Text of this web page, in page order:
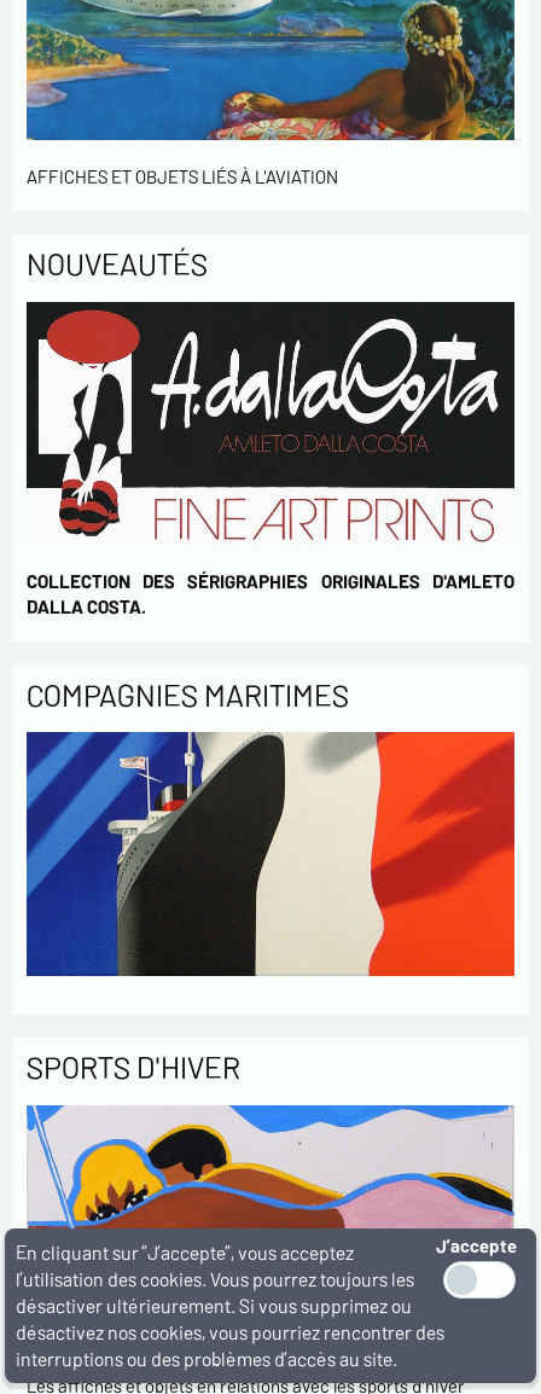
AFFICHES ET OBJETS LIÉS À L'AVIATION
NOUVEAUTÉS
COLLECTION DES SÉRIGRAPHIES ORIGINALES D'AMLETO
DALLA COSTA.
COMPAGNIES MARITIMES
SPORTS D'HIVER
Les affiches et objets en relations avec les sports d'hiver
J’accepte
En cliquant sur ”J’accepte”, vous acceptez
l’utilisation des cookies. Vous pourrez toujours les
désactiver ultérieurement. Si vous supprimez ou
désactivez nos cookies, vous pourriez rencontrer des
interruptions ou des problèmes d’accès au site.